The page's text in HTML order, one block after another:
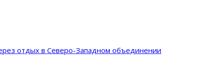
отдых в Северо-Западном объединении